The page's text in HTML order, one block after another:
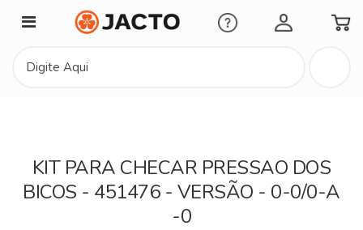
Minha Conta
KIT PARA CHECAR PRESSAO DOS
BICOS - 451476 - VERSÃO - 0-0/0-A
-0